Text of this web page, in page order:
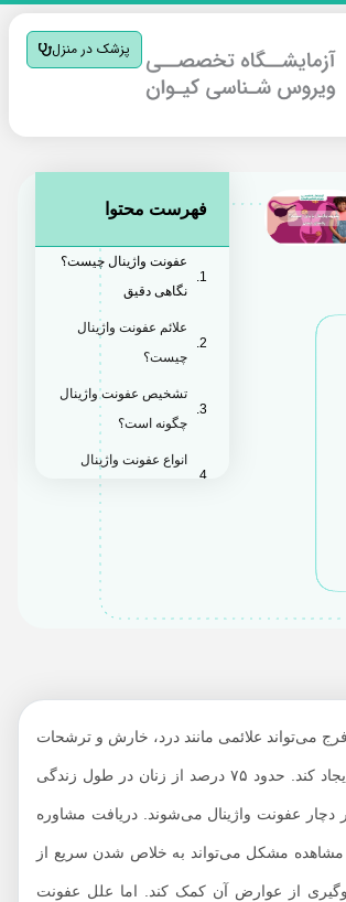
پزشک در منزل
فهرست محتوا
عفونت واژینال چیست؟
نگاهی دقیق
علائم عفونت واژینال
چیست؟
تشخیص عفونت واژینال
چگونه است؟
انواع عفونت واژینال
عوارض عفونت واژینال
واژینال چیست؟
علائمی مانند درد، خارش و ترشحات
غیرمعمول واژن ایجاد کند. حدود ۷۵ درصد از زنان در طول زندگی
عفونت واژینال می‌شوند. دریافت مشاوره
مشکل می‌تواند به خلاص شدن سریع از
از عوارض آن کمک کند. اما علل عفونت